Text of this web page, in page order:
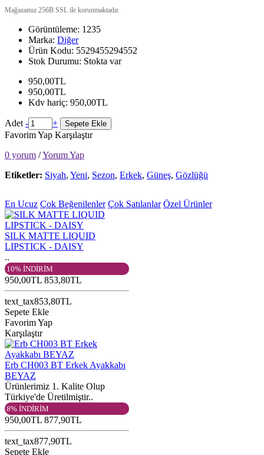
Mağazamız 256B SSL ile korunmaktadır.
Görüntüleme: 1235
Marka: Diğer
Ürün Kodu: 5529455294552
Stok Durumu: Stokta var
950,00TL
950,00TL
Kdv hariç: 950,00TL
Adet - + Sepete Ekle
Favorim Yap Karşılaştır
0 yorum /Yorum Yap
Etiketler: Siyah, Yeni, Sezon, Erkek, Güneş, Gözlüğü
En Ucuz Çok Beğenilenler Çok Satılanlar Özel Ürünler
SILK MATTE LIQUID
LIPSTICK - DAISY
..
10% İNDİRİM
950,00TL 853,80TL
text_tax853,80TL
Sepete Ekle
Favorim Yap
Karşılaştır
Erb CH003 BT Erkek Ayakkabı
BEYAZ
Ürünlerimiz 1. Kalite Olup
Türkiye'de Üretilmiştir..
8% İNDİRİM
950,00TL 877,90TL
text_tax877,90TL
Sepete Ekle